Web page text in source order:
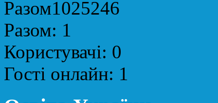
Разом1025246
Разом: 1
Користувачі: 0
Гості онлайн: 1